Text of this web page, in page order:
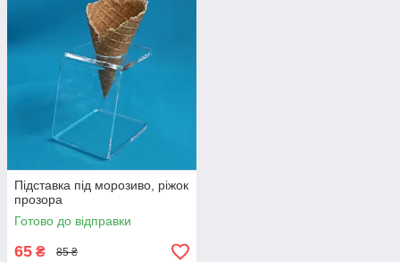
Підставка під морозиво, ріжок
прозора
Готово до відправки
65 ₴ 85 ₴